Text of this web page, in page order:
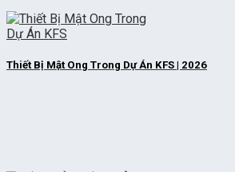
Thiết Bị Mật Ong Trong Dự Án KFS | 2026